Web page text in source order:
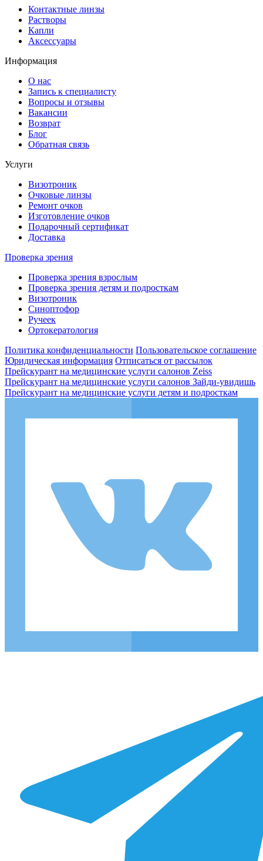
Контактные линзы
Растворы
Капли
Аксессуары
Информация
О нас
Запись к специалисту
Вопросы и отзывы
Вакансии
Возврат
Блог
Обратная связь
Услуги
Визотроник
Очковые линзы
Ремонт очков
Изготовление очков
Подарочный сертификат
Доставка
Проверка зрения
Проверка зрения взрослым
Проверка зрения детям и подросткам
Визотроник
Синоптофор
Ручеек
Ортокератология
Политика конфиденциальности Пользовательское соглашение
Юридическая информация Отписаться от рассылок
Прейскурант на медицинские услуги салонов Zeiss
Прейскурант на медицинские услуги салонов Зайди-увидишь
Прейскурант на медицинские услуги детям и подросткам